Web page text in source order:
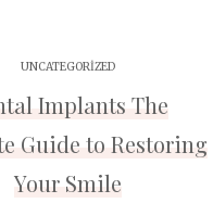
UNCATEGORIZED
Implants The
Guide to Restoring
Your Smile